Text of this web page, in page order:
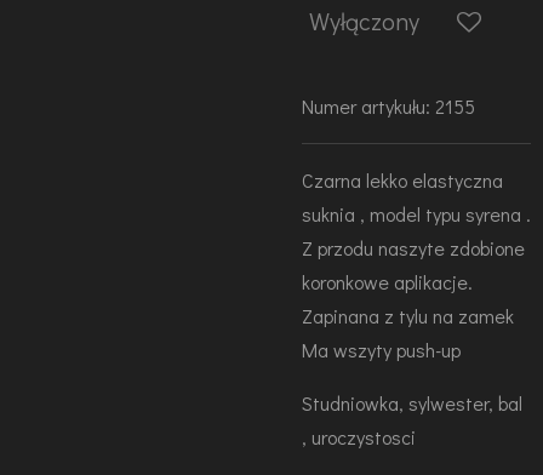
Wyłączony
Numer artykułu: 2155
Czarna lekko elastyczna
suknia , model typu syrena .
Z przodu naszyte zdobione
koronkowe aplikacje.
Zapinana z tylu na zamek
Ma wszyty push-up
Studniowka, sylwester, bal
, uroczystosci